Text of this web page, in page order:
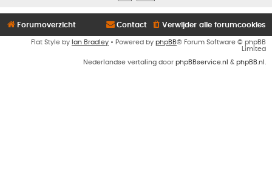
Forumoverzicht Verwijder alle forumcookies
Contact
Flat Style by Ian Bradley • Powered by phpBB® Forum Software © phpBB
Limited
Nederlandse vertaling door phpBBservice.nl & phpBB.nl